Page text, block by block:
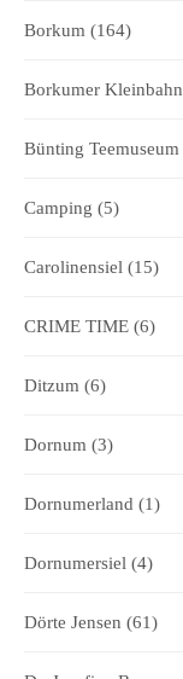
Borkum (164)
Borkumer Kleinbahn
Bünting Teemuseum
Camping (5)
Carolinensiel (15)
CRIME TIME (6)
Ditzum (6)
Dornum (3)
Dornumerland (1)
Dornumersiel (4)
Dörte Jensen (61)